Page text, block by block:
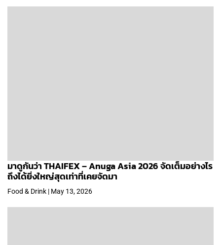
มาดูกันว่า THAIFEX – Anuga Asia 2026 จัดเต็มอย่างไร
ถึงได้ยิ่งใหญ่สุดเท่าที่เคยจัดมา
Food & Drink | May 13, 2026